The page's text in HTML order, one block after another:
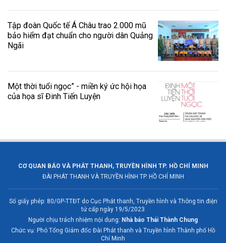
Tập đoàn Quốc tế Á Châu trao 2.000 mũ
bảo hiểm đạt chuẩn cho người dân Quảng
Ngãi
Một thời tuổi ngọc” - miền ký ức hội họa
của họa sĩ Đinh Tiến Luyện
CƠ QUAN BÁO VÀ PHÁT THANH, TRUYỀN HÌNH TP. HỒ CHÍ MINH
ĐÀI PHÁT THANH VÀ TRUYỀN HÌNH TP. HỒ CHÍ MINH
Số giấy phép: 80/GP-TTĐT do Cục Phát thanh, Truyền hình và Thông tin điện
tử cấp ngày 19/5/2023
Người chịu trách nhiệm nội dung: Nhà báo Thái Thành Chung
Chức vụ: Phó Tổng Giám đốc Đài Phát thanh và Truyền hình Thành phố Hồ
Chí Minh